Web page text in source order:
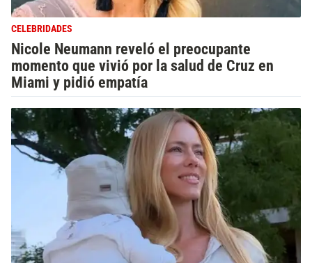
CELEBRIDADES
Nicole Neumann reveló el preocupante
momento que vivió por la salud de Cruz en
Miami y pidió empatía